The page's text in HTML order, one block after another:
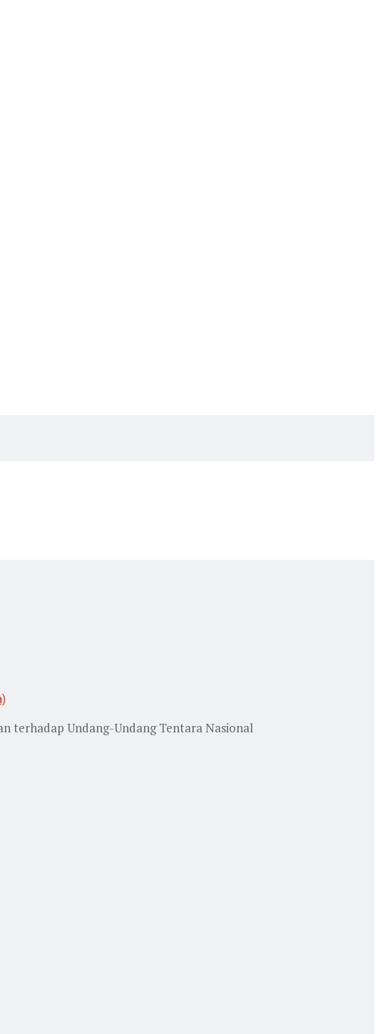
terhadap Undang-Undang Tentara Nasional